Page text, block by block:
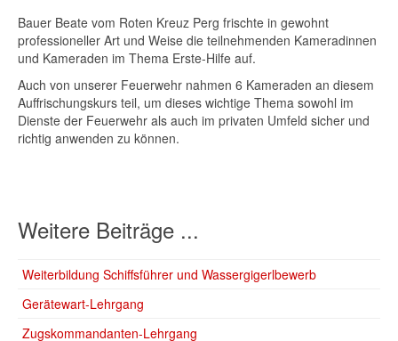
Bauer Beate vom Roten Kreuz Perg frischte in gewohnt
professioneller Art und Weise die teilnehmenden Kameradinnen
und Kameraden im Thema Erste-Hilfe auf.
Auch von unserer Feuerwehr nahmen 6 Kameraden an diesem
Auffrischungskurs teil, um dieses wichtige Thema sowohl im
Dienste der Feuerwehr als auch im privaten Umfeld sicher und
richtig anwenden zu können.
Weitere Beiträge ...
Weiterbildung Schiffsführer und Wassergigerlbewerb
Gerätewart-Lehrgang
Zugskommandanten-Lehrgang